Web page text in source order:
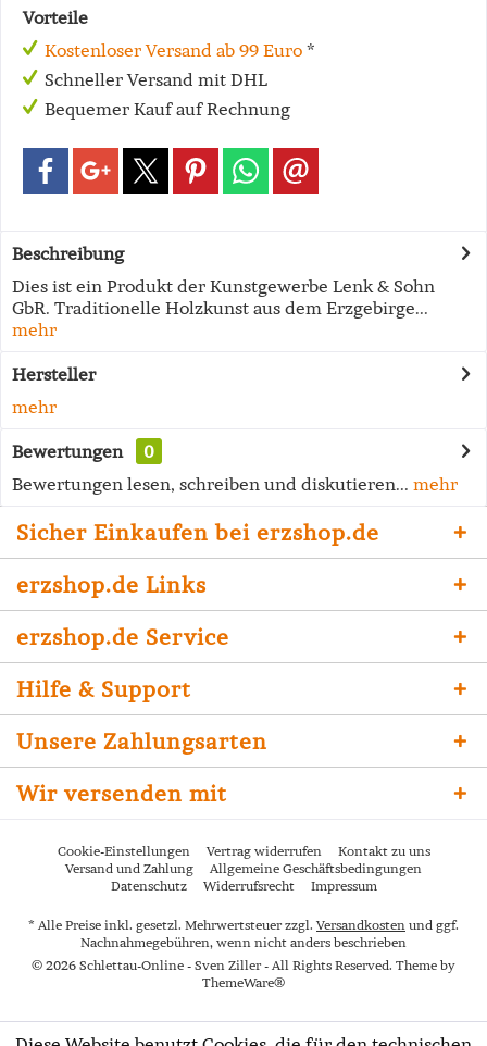
Vorteile
Kostenloser Versand ab 99 Euro *
Schneller Versand mit DHL
Bequemer Kauf auf Rechnung
Beschreibung
Dies ist ein Produkt der Kunstgewerbe Lenk & Sohn
GbR. Traditionelle Holzkunst aus dem Erzgebirge...
mehr
Hersteller
mehr
Bewertungen
0
Bewertungen lesen, schreiben und diskutieren... mehr
Sicher Einkaufen bei erzshop.de
erzshop.de Links
erzshop.de Service
Hilfe & Support
Unsere Zahlungsarten
Wir versenden mit
Cookie-Einstellungen Vertrag widerrufen
Kontakt zu uns
Versand und Zahlung
Allgemeine Geschäftsbedingungen
Datenschutz
Widerrufsrecht Impressum
* Alle Preise inkl. gesetzl. Mehrwertsteuer zzgl. Versandkosten und ggf.
Nachnahmegebühren, wenn nicht anders beschrieben
© 2026 Schlettau-Online - Sven Ziller - All Rights Reserved. Theme by
ThemeWare®